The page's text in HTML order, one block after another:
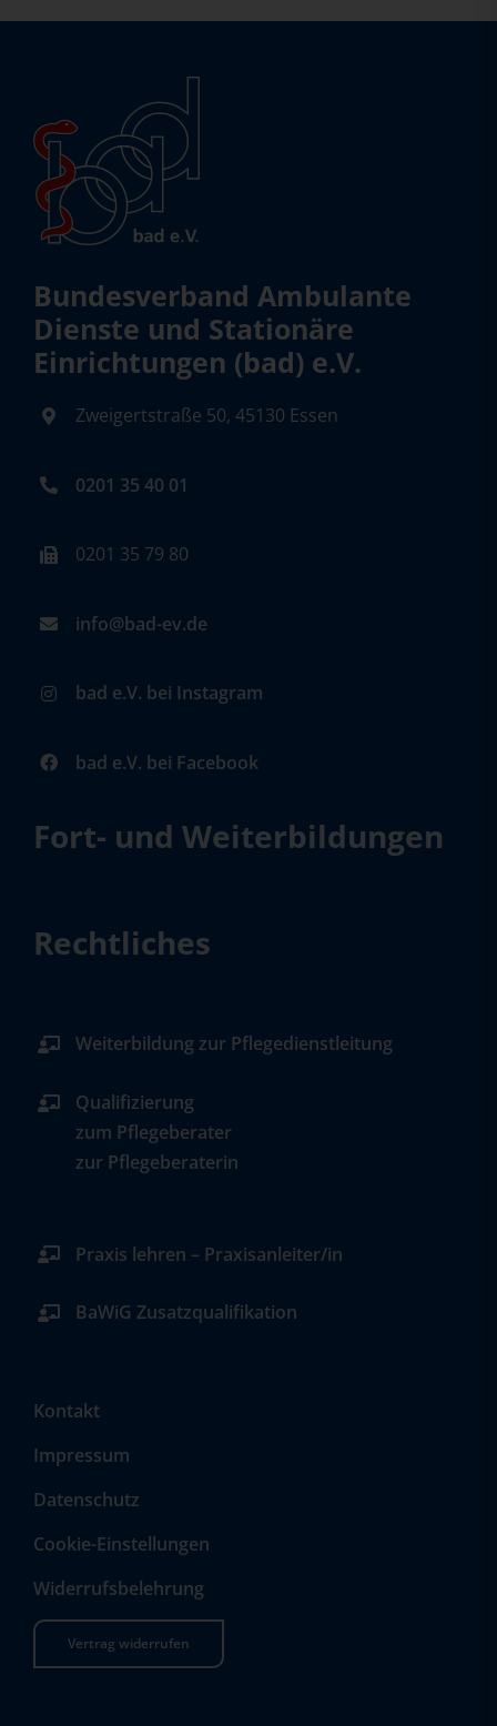
Bundesverband Ambulante
Dienste und Stationäre
Einrichtungen (bad) e.V.
Zweigertstraße 50, 45130 Essen
0201 35 40 01
0201 35 79 80
info@bad-ev.de
bad e.V. bei Instagram
bad e.V. bei Facebook
Fort- und Weiterbildungen
Rechtliches
Weiterbildung zur Pflegedienstleitung
Qualifizierung
zum Pflegeberater
zur Pflegeberaterin
Praxis lehren – Praxisanleiter/in
BaWiG Zusatzqualifikation
Kontakt
Impressum
Datenschutz
Cookie-Einstellungen
Widerrufsbelehrung
Vertrag widerrufen